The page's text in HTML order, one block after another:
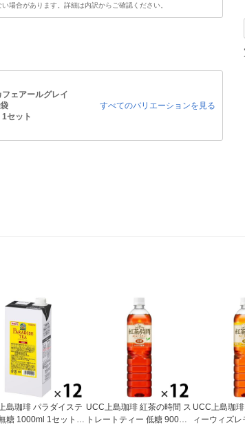
場合があります。詳細は内訳からご確認ください。
フェアールグレイ
1セット
すべてのバリエーションを見る
島珈琲 パラダイステ
糖 1000ml 1セット
UCC上島珈琲 紅茶の時間 ス
トレートティー 低糖 900ml
UCC上島珈
ィーウィズレ